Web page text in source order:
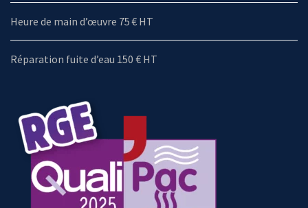
Heure de main d’œuvre 75 € HT
Réparation fuite d’eau 150 € HT